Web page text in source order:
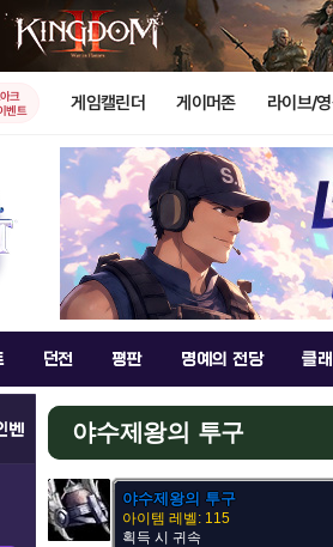
크
벤트
게임캘린더 게이머존 라이브/
던전 평판 명예의 전당 클
벤 야수제왕의 투구
야수제왕의 투구
아이템 레벨: 115
획득 시 귀속